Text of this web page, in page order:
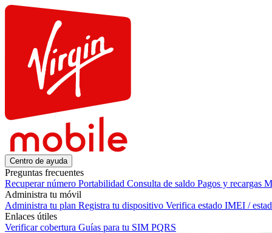
Centro de ayuda
Preguntas frecuentes
Recuperar número Portabilidad Consulta de saldo Pagos y recargas
Administra tu móvil
Administra tu plan Registra tu dispositivo Verifica estado IMEI /
Enlaces útiles
Verificar cobertura Guías para tu SIM PQRS